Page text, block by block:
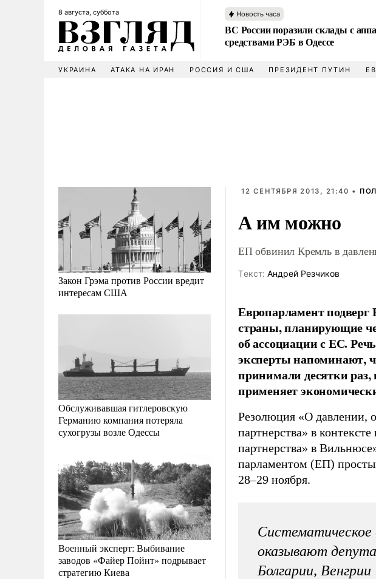
8 августа, суббота Новость часа
ВС России поразили склады с
средствами РЭБ в Одессе
УКРАИНА АТАКА НА ИРАН РОССИЯ И США ПРЕЗИДЕНТ ПУТИН
Закон Грэма против России вредит
интересам США
Обслуживавшая гитлеровскую
Германию компания потеряла
сухогрузы возле Одессы
Военный эксперт: Выбивание
заводов «Файер Пойнт» подрывает
стратегию Киева
12 СЕНТЯБРЯ 2013, 21:40 •
А им можно
ЕП обвинил Кремль в
Tекст: Андрей Резчиков
Европарламент подверг
страны, планирующие
об ассоциации с ЕС.
эксперты напоминают,
принимали десятки
применяет
Резолюция «О давлении,
партнерства» в
партнерства» в
парламентом (ЕП)
28–29 ноября.
Систематическое
оказывают
Болгарии, Венгрии